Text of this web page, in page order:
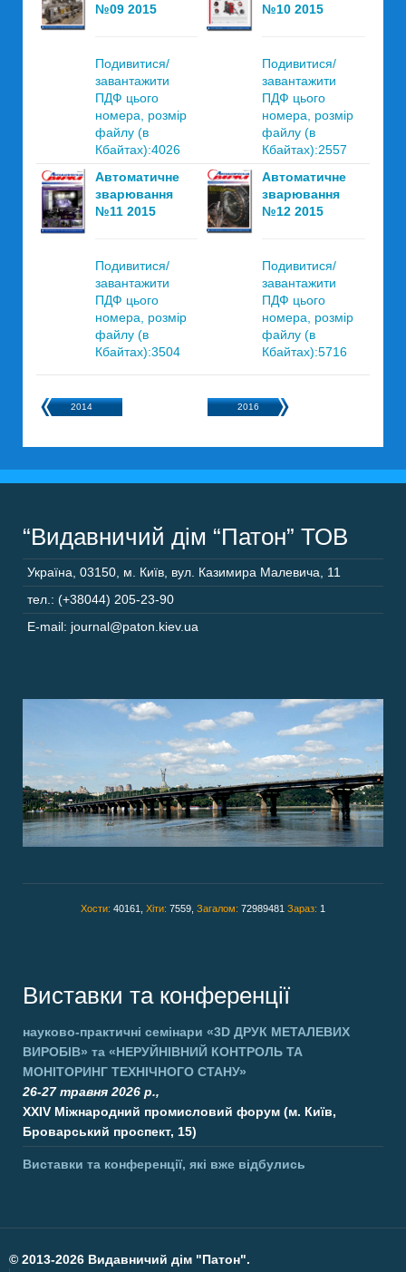
№09 2015
Подивитися/
завантажити
ПДФ цього
номера, розмір
файлу (в
Кбайтах):4026
№10 2015
Подивитися/
завантажити
ПДФ цього
номера, розмір
файлу (в
Кбайтах):2557
Автоматичне
зварювання
№11 2015
Подивитися/
завантажити
ПДФ цього
номера, розмір
файлу (в
Кбайтах):3504
Автоматичне
зварювання
№12 2015
Подивитися/
завантажити
ПДФ цього
номера, розмір
файлу (в
Кбайтах):5716
2014 2016
“Видавничий дім “Патон” ТОВ
Україна 03150 м. Київ, вул. Казимира Малевича, 11
тел.: (+38044) 205-23-90
E-mail: journal@paton.kiev.ua
Хости: 40161, Хіти: 7559, Загалом: 72989481 Зараз: 1
Виставки та конференції
науково-практичні семінари «3D ДРУК МЕТАЛЕВИХ
ВИРОБІВ» та «НЕРУЙНІВНИЙ КОНТРОЛЬ ТА
МОНІТОРИНГ ТЕХНІЧНОГО СТАНУ»
26-27 травня 2026 р.,
XXIV Міжнародний промисловий форум (м. Київ,
Броварський проспект, 15)
Виставки та конференції, які вже відбулись
© 2013-2026 Видавничий дім "Патон".